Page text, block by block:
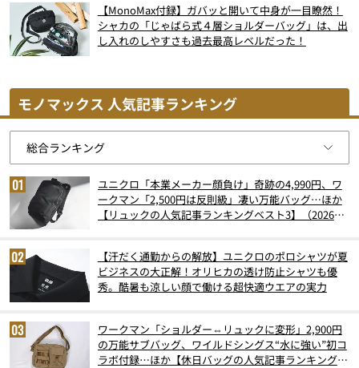
【MonoMax付録】ガバッと開いて中身が一目瞭然！
シャカの「じゃばら式４層ショルダーバッグ」は、出
し入れのしやすさも過去最高レベルだった！
モノマックス 人気記事ランキング
ユニクロ「本業メーカー顔負け」奇跡の4,990円、ワ
ークマン「2,500円は反則級」凄い万能バッグ…ほか
【リュックの人気記事ランキングベスト3】（2026年
【汗だく通勤からの解放】ユニクロのポロシャツが夏
ビジネスの大正解！オリヒカの透け防止シャツも優
秀。酷暑も涼しい顔で働ける超快適ウエアの実力
ワークマン「ショルダー⇔リュックに変形」2,900円
の万能サブバッグ、ワイルドシングス“水に強い”初コ
ラボ付録…ほか【休日バッグの人気記事ランキングベ